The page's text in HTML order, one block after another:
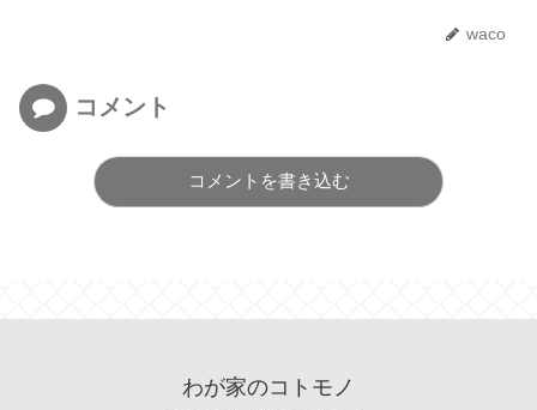
waco
コメント
コメントを書き込む
わが家のコトモノ